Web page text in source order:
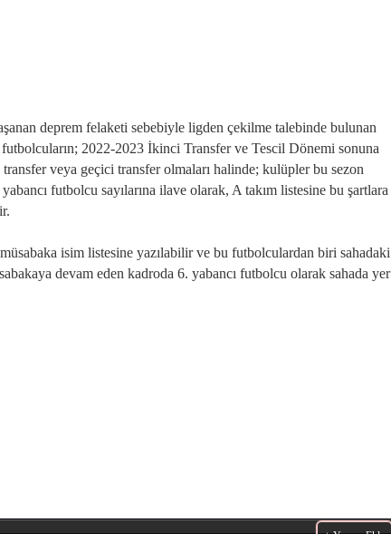
deprem felaketi sebebiyle ligden çekilme talebinde bulunan
2022-2023 İkinci Transfer ve Tescil Dönemi sonuna
veya geçici transfer olmaları halinde; kulüpler bu sezon
futbolcu sayılarına ilave olarak, A takım listesine bu şartlara
isim listesine yazılabilir ve bu futbolculardan biri sahadaki
devam eden kadroda 6. yabancı futbolcu olarak sahada yer